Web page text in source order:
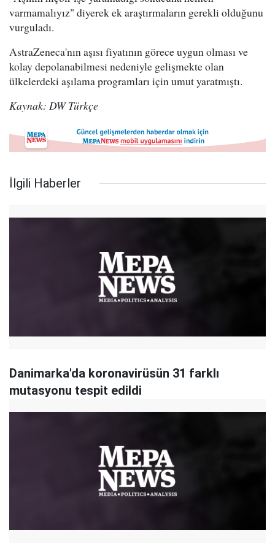
varmamalıyız" diyerek ek araştırmaların gerekli olduğunu
vurguladı.
AstraZeneca'nın aşısı fiyatının görece uygun olması ve
kolay depolanabilmesi nedeniyle gelişmekte olan
ülkelerdeki aşılama programları için umut yaratmıştı.
Kaynak: DW Türkçe
İlgili Haberler
Danimarka'da koronavirüsün 31 farklı
mutasyonu tespit edildi